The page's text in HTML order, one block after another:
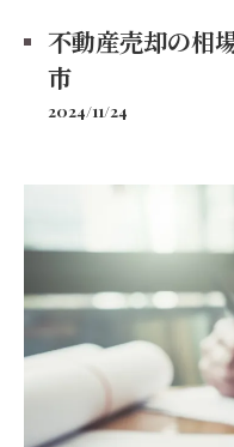
不動産売却の相
市
2024/11/24